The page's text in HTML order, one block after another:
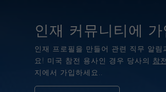
인재 커뮤니티에 가
인재 프로필을 만들어 관련 직무 알림
요! 미국 참전 용사인 경우 당사의 참
지에서 가입하세요..